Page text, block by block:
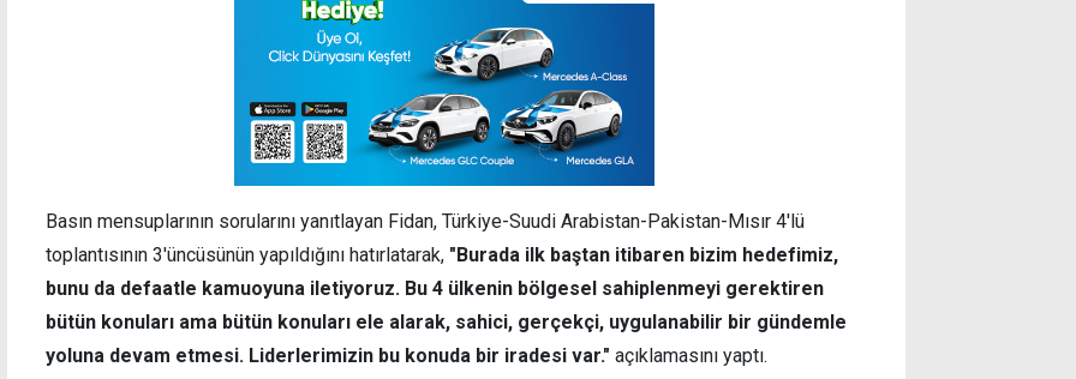
Basın mensuplarının sorularını yanıtlayan Fidan, Türkiye-Suudi Arabistan-Pakistan-Mısır 4'lü
toplantısının 3'üncüsünün yapıldığını hatırlatarak, "Burada ilk baştan itibaren bizim hedefimiz,
bunu da defaatle kamuoyuna iletiyoruz. Bu 4 ülkenin bölgesel sahiplenmeyi gerektiren
bütün konuları ama bütün konuları ele alarak, sahici, gerçekçi, uygulanabilir bir gündemle
yoluna devam etmesi. Liderlerimizin bu konuda bir iradesi var." açıklamasını yaptı.